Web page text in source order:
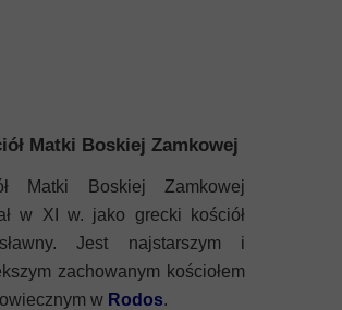
Matki Boskiej Zamkowej
Matki Boskiej Zamkowej
w XI w. jako grecki kościół
Jest najstarszym i
zachowanym kościołem
w Rodos.